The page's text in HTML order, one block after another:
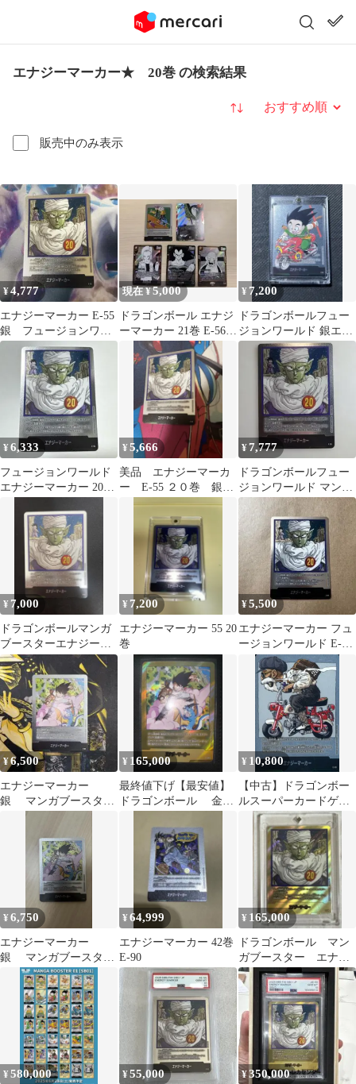
エナジーマーカー★ 20巻 の検索結果
販売中のみ表示
並び替え
¥4,777
エナジーマーカー E-55
銀 フュージョンワー
ルド 漫画 20巻
現在 ¥5,000
ドラゴンボール エナジ
ーマーカー 21巻 E-56
マンガブースター 銀 ほ
¥ 7,200
ドラゴンボールフュー
ジョンワールド 銀エナ
ジーマーカー e-46 5巻
¥6,333
フュージョンワールド
エナジーマーカー 20巻
¥5,666
美品 エナジーマーカ
ー E-55 ２０巻 銀
フュージョンワール
ド 漫画
¥7,777
ドラゴンボールフュー
ジョンワールド マンガ
エナジーマーカー E-55
銀 20巻
¥ 7,000
ドラゴンボールマンガ
ブースターエナジーマ
ーカーE-55
¥ 7,200
エナジーマーカー 55 20
巻
¥5,500
エナジーマーカー フュ
ージョンワールド E-55
ピッコロ 20巻
¥6,500
エナジーマーカー
銀 マンガブースター
¥ 165,000
最終値下げ【最安値】
ドラゴンボール 金エ
二十六巻
¥ 10,800
【中古】ドラゴンボー
ルスーパーカードゲー
ム E-58：エナジーマー
カー(単行本二十八巻表
¥6,750
エナジーマーカー
銀 マンガブースター
E-80 26巻
¥64,999
エナジーマーカー 42巻
E-90
¥ 165,000
ドラゴンボール マン
ガブースター エナジ
ーマーカー金 E-55★
ピッコロ
¥580,000 ¥55,000 ¥350,000